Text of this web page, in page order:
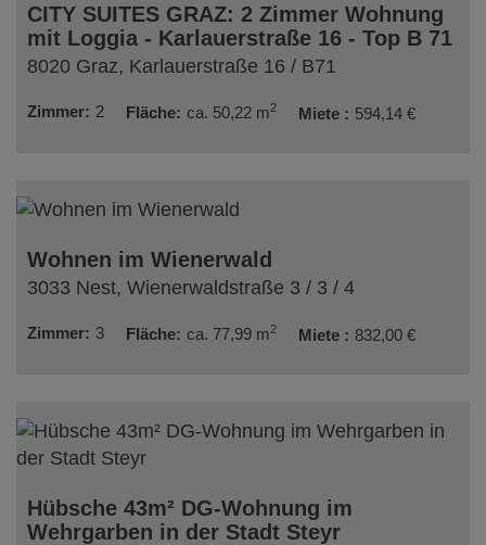
CITY SUITES GRAZ: 2 Zimmer Wohnung
mit Loggia - Karlauerstraße 16 - Top B 71
8020 Graz, Karlauerstraße 16 / B71
Zimmer 2 Fläche ca. 50,22 m2 Miete 594,14 €
Wohnen im Wienerwald
3033 Nest, Wienerwaldstraße 3 / 3 / 4
Zimmer 3 Fläche ca. 77,99 m2 Miete 832,00 €
Hübsche 43m² DG-Wohnung im
Wehrgarben in der Stadt Steyr